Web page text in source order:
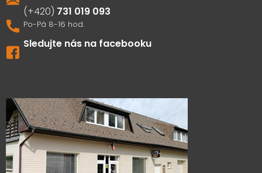
731 019 093
Sledujte nás na facebooku